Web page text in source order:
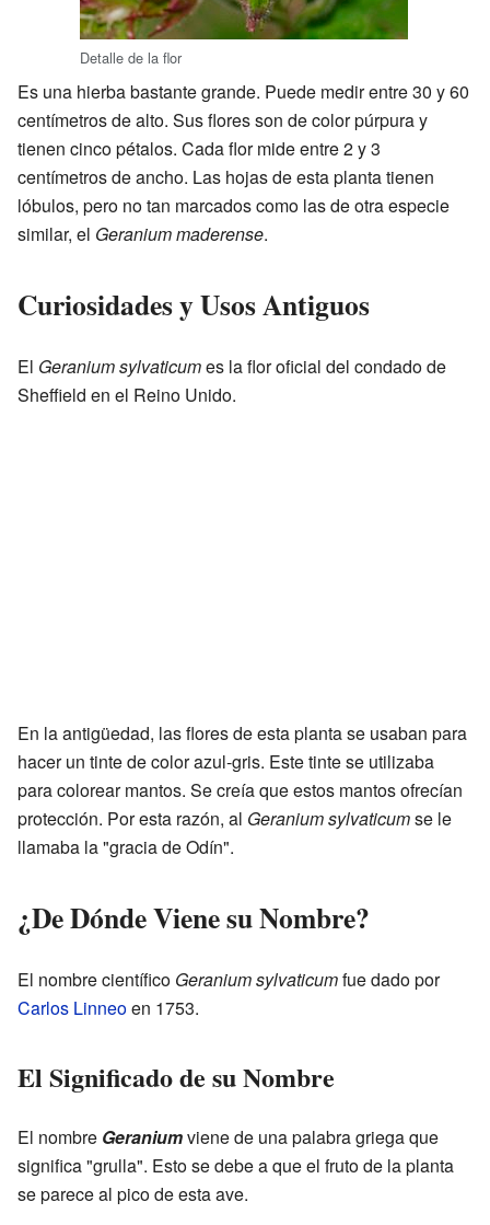
Detalle de la flor
Es una hierba bastante grande. Puede medir entre 30 y 60
centímetros de alto. Sus flores son de color púrpura y
tienen cinco pétalos. Cada flor mide entre 2 y 3
centímetros de ancho. Las hojas de esta planta tienen
lóbulos, pero no tan marcados como las de otra especie
similar, el Geranium maderense.
Curiosidades y Usos Antiguos
El Geranium sylvaticumes la flor oficial del condado de
Sheffield en el Reino Unido.
En la antigüedad, las flores de esta planta se usaban para
hacer un tinte de color azul-gris. Este tinte se utilizaba
para colorear mantos. Se creía que estos mantos ofrecían
protección. Por esta razón, al Geranium sylvaticumse le
llamaba la "gracia de Odín".
¿De Dónde Viene su Nombre?
El nombre científico Geranium sylvaticumfue dado por
Carlos Linneoen 1753.
El Significado de su Nombre
El nombre Geraniumviene de una palabra griega que
significa "grulla". Esto se debe a que el fruto de la planta
se parece al pico de esta ave.